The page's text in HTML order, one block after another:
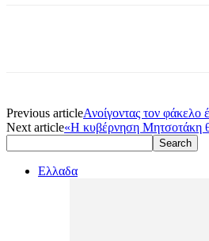
Previous articleΑνοίγοντας τον φάκελο
Next article«Η κυβέρνηση Μητσοτάκη
Ελλαδα